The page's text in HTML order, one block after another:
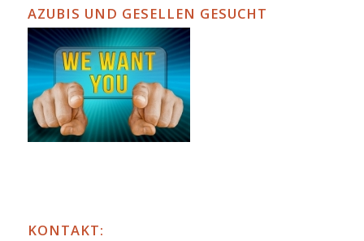
AZUBIS UND GESELLEN GESUCHT
KONTAKT: